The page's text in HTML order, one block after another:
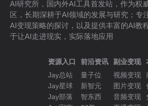
AI研究所，国内外AI工具首发站，作为权
区，长期深耕于AI领域的发展与研究；专
AI变现策略的探讨，以及提供丰富的AI教
于让AI走进现实，实际落地应用
资源入口
Jay总站
Jay星球
Jay部落
前沿资讯
量子位
新智元
智东西
副业变现
视频变现
图片变现
音频变现